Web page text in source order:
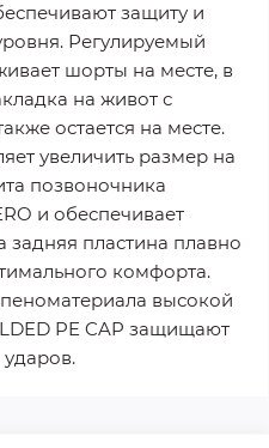
защиту и
Регулируемый
шорты на месте, в
на живот с
остается на месте.
увеличить размер на
позвоночника
и обеспечивает
задняя пластина плавно
комфорта.
высокой
PE CAP защищают